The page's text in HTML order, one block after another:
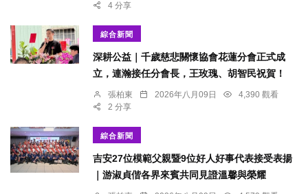
4 分享
綜合新聞
深耕公益｜千歲慈悲關懷協會花蓮分會正式成
立，連瀚接任分會長，王玫瑰、胡智民祝賀！
張柏東 2026年八月09日
4,390 觀看
2 分享
綜合新聞
吉安27位模範父親暨9位好人好事代表接受表揚
｜游淑貞偕各界來賓共同見證溫馨與榮耀